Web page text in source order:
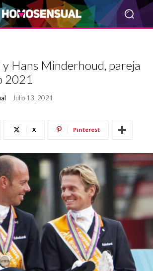
Hans Minderhoud, pareja
2021
Julio 13, 2021
X Pinterest